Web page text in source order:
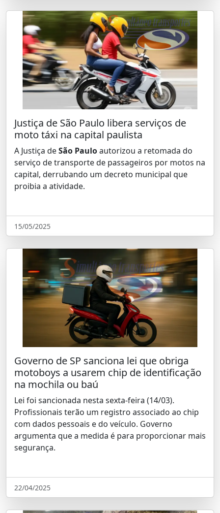
Justiça de São Paulo libera serviços de
moto táxi na capital paulista
A Justiça deSão Pauloautorizou a retomada do
serviço de transporte de passageiros por motos na
capital, derrubando um decreto municipal que
proibia a atividade.
15/05/2025
Governo de SP sanciona lei que obriga
motoboys a usarem chip de identificação
na mochila ou baú
Lei foi sancionada nesta sexta-feira (14/03).
Profissionais terão um registro associado ao chip
com dados pessoais e do veículo. Governo
argumenta que a medida é para proporcionar mais
segurança.
22/04/2025